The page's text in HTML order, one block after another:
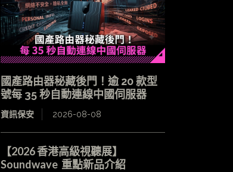
國產路由器秘藏後門！逾 20 款型
號每 35 秒自動連線中國伺服器
資訊保安 2026-08-08
【2026 香港高級視聽展】
Soundwave 重點新品介紹